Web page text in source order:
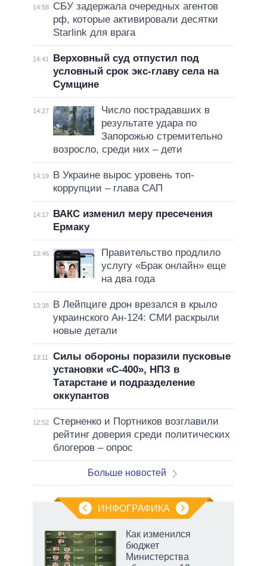
14:58
СБУ задержала очередных агентов
рф, которые активировали десятки
Starlink для врага
14:41
Верховный суд отпустил под
условный срок экс-главу села на
Сумщине
14:27
Число пострадавших в
результате удара по
Запорожью стремительно
возросло, среди них – дети
14:19
В Украине вырос уровень топ-
коррупции – глава САП
14:17
ВАКС изменил меру пресечения
Ермаку
13:46
Правительство продлило
услугу «Брак онлайн» еще
на два года
13:38
В Лейпциге дрон врезался в крыло
украинского Ан-124: СМИ раскрыли
новые детали
13:11
Силы обороны поразили пусковые
установки «С-400», НПЗ в
Татарстане и подразделение
оккупантов
12:52
Стерненко и Портников возглавили
рейтинг доверия среди политических
блогеров – опрос
Больше новостей
ИНФОГРАФИКА
Как изменился
бюджет
Министерства